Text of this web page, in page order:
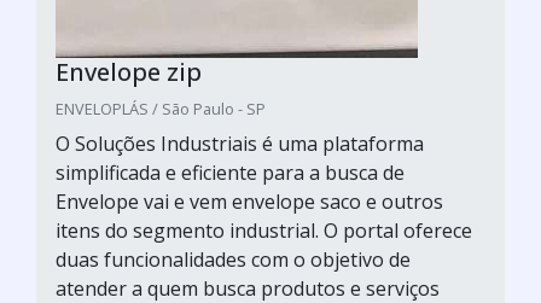
Envelope zip
ENVELOPLÁS / São Paulo - SP
O Soluções Industriais é uma plataforma
simplificada e eficiente para a busca de
Envelope vai e vem envelope saco e outros
itens do segmento industrial. O portal oferece
duas funcionalidades com o objetivo de
atender a quem busca produtos e serviços